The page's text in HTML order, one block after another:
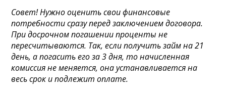
Совет! Нужно оценить свои финансовые
потребности сразу перед заключением договора.
При досрочном погашении проценты не
пересчитываются. Так, если получить займ на 21
день, а погасить его за 3 дня, то начисленная
комиссия не меняется, она устанавливается на
весь срок и подлежит оплате.